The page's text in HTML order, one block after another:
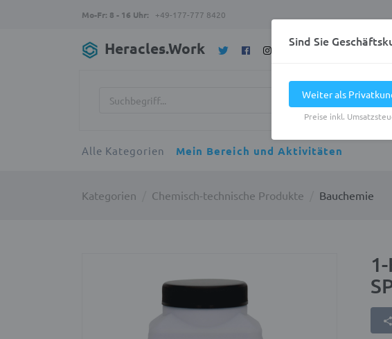
Mo-Fr: 8 - 16 Uhr: +49-177-777 8420
Heracles.Work
Alle Kategorien Mein Bereich und Aktivitäten
Kategorien Chemisch-technische Produkte Bauchemie
Sind Sie
Weiter als
Preise inkl.